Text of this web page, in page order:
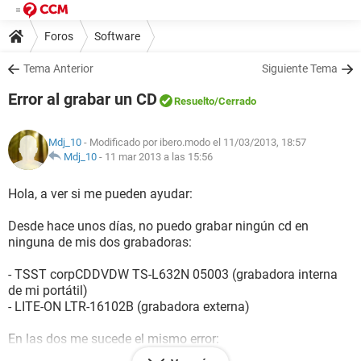
Foros Software
Tema Anterior Siguiente Tema
Error al grabar un CD Resuelto/Cerrado
Mdj_10 - Modificado por ibero.modo el 11/03/2013, 18:57
Mdj_10 - 11 mar 2013 a las 15:56
Hola, a ver si me pueden ayudar:
Desde hace unos días, no puedo grabar ningún cd en
ninguna de mis dos grabadoras:
- TSST corpCDDVDW TS-L632N 05003 (grabadora interna
de mi portátil)
- LITE-ON LTR-16102B (grabadora externa)
En las dos me sucede el mismo error:
Hay veces que me graban un cd sin ningún problema, que